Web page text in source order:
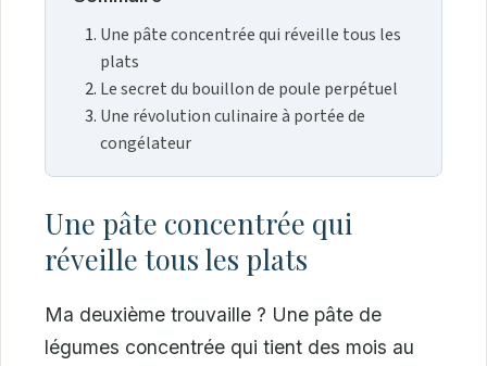
Une pâte concentrée qui réveille tous les
plats
Le secret du bouillon de poule perpétuel
Une révolution culinaire à portée de
congélateur
Une pâte concentrée qui
réveille tous les plats
Ma deuxième trouvaille ? Une pâte de
légumes concentrée qui tient des mois au